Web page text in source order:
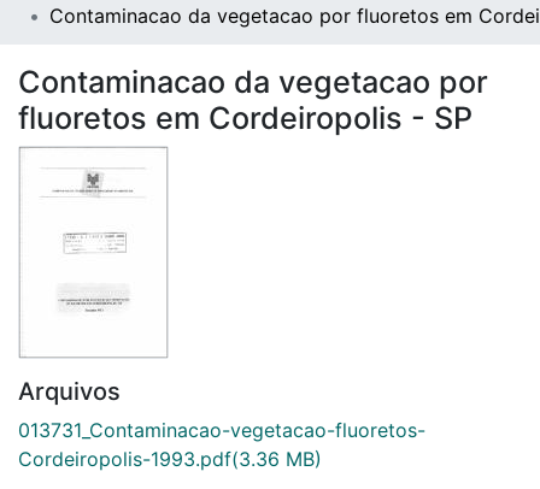
Repositório
Doações/Aquisições
Contaminacao da vegetacao por fluoretos em
Contaminacao da vegetacao por
fluoretos em Cordeiropolis - SP
Arquivos
013731_Contaminacao-vegetacao-fluoretos-
Cordeiropolis-1993.pdf(3.36 MB)